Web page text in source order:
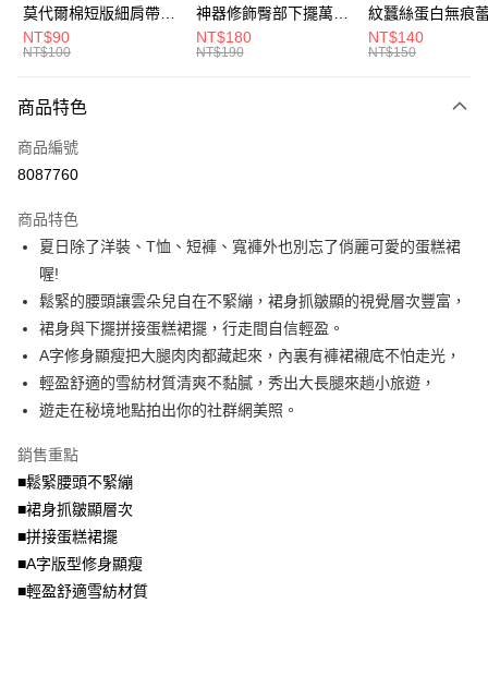
Google Pay
全盈+PAY
大哥付你分期
【大哥付你分期使用說明】
1.本服務由台灣大哥大提供，台灣大哥大用戶可立即使用無須另外申請。
流程，驗證手機門號後，選擇欲分期的期數、繳款截止日，確認付款後即完
成交易。
3.實際核准額度、可分期數及費用金額請依後續交易確認頁面所載為準。
4.訂單成立30分鐘內，如未前往確認交易或遇審核未通過，訂單將自動取
法說明評估內容。
【繳款方式說明】
1.分期款項不併入電信帳單，「大哥付你分期」於每月結算日後寄送繳費提
醒簡訊。
2.透過簡訊連結打開帳單後，可選擇「超商條碼／台灣大直營門市／銀行轉
帳／街口支付／iPASS MONEY」等通路繳費。
【注意事項】
1.本服務係由「台灣大哥大股份有限公司」（以下簡稱本公司）所提供，讓
用戶於交易時，得透過本服務購買商品或服務，並由商店將買賣／分期付款
買賣價金債權讓與本公司後，依約使用本公司帳單繳交帳款。
資料（包含姓名、電話或地址）提供予台灣大哥大進項蒐集、處理及利用，
由本公司與您本人進行分期帳單所需資料之確認、核對及更正。
3.完整用戶服務條款，請詳閱以下連結：
AFTEE先享後付
【關於「AFTEE先享後付」】
AFTEE先享後付是「在收到商品之後才付款」的支付方式。 讓您購物簡單
便利好安心！
１．簡單：不需註冊會員、不需綁卡、不需儲值。
２．便利：只要手機號碼，簡訊認證，即可結帳。
３．安心：先確認商品／服務後，再付款。
【「AFTEE先享後付」結帳流程】
１．於結帳方式選擇「AFTEE先享後付」後，將跳轉至「AFTEE先享後付」
２．訂單成立數日內，您將收到繳費通知簡訊。
ATM／網路銀行／等多元方式進行付款，方視為交易完成。
※ 請注意：結帳手續完成當下不需立刻繳費，但若您需要取消訂單，請聯絡
購買商品的店家。未經商家同意取消之訂單仍視為有效，需透過AFTEE先享
後付繳納相關費用。
※ 交易是否成功請以「AFTEE先享後付 」之結帳頁面顯示為準，若有關於
是否繳費成功／繳費後需取消欲退款等相關疑問，請聯繫「AFTEE先享後付
客戶支援中心」https://netprotections.freshdesk.com/support/home
ATM付款
全家取貨付款
每筆NT$70，滿NT$699(含以上)免運費
付款後全家取貨
7-11取貨付款
每筆NT$70，滿NT$799(含以上)免運費
付款後7-11取貨
每筆NT$70，滿NT$699(含以上)免運費
宅配
莫代爾棉短版細肩帶素
色背心(白.黑.灰L-2L)-
U582眼圈熊中大尺碼
NT$90
NT$100
神器修飾臀部下擺萬用
內搭裙/遮臀裙(黑2L-
6L)-Q155眼圈熊中大
NT$180
NT$190
紋蠶絲蛋白無痕
角內褲(白.粉.藍.
3L)-L28眼圈熊中
NT$140
NT$150
商品特色
商品編號
8087760
商品特色
夏日除了洋裝、T恤、短褲、寬褲外也別忘了俏麗可愛的蛋糕裙
喔!
鬆緊的腰頭讓雲朵兒自在不緊繃，裙身抓皺顯的視覺層次豐富，
裙身與下擺拼接蛋糕裙擺，行走間自信輕盈。
A字修身顯瘦把大腿肉肉都藏起來，內裏有褲裙襯底不怕走光，
輕盈舒適的雪紡材質清爽不黏膩，秀出大長腿來趟小旅遊，
遊走在秘境地點拍出你的社群網美照。
銷售重點
■鬆緊腰頭不緊繃
■裙身抓皺顯層次
■拼接蛋糕裙擺
■A字版型修身顯瘦
■輕盈舒適雪紡材質